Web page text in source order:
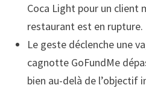
Coca Light pour un client
restaurant est en rupture.
Le geste déclenche une
cagnotte GoFundMe
bien au-delà de l’objectif